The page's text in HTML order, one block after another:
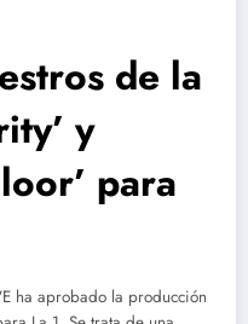
de la
y
para
ha aprobado la producción